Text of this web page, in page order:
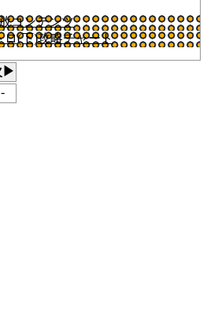
コンテンツ
ロ(下)攻略チャート
▶
-